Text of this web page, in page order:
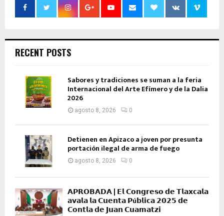
RECENT POSTS
Sabores y tradiciones se suman a la feria
Internacional del Arte Efímero y de la Dalia
2026
agosto 8, 2026 0
Detienen en Apizaco a joven por presunta
portación ilegal de arma de fuego
agosto 8, 2026 0
𝗔𝗣𝗥𝗢𝗕𝗔𝗗𝗔 | 𝗘𝗹 𝗖𝗼𝗻𝗴𝗿𝗲𝘀𝗼 𝗱𝗲 𝗧𝗹𝗮𝘅𝗰𝗮𝗹𝗮
𝗮𝘃𝗮𝗹𝗮 𝗹𝗮 𝗖𝘂𝗲𝗻𝘁𝗮 𝗣ú𝗯𝗹𝗶𝗰𝗮 𝟮𝟬𝟮𝟱 𝗱𝗲
𝗖𝗼𝗻𝘁𝗹𝗮 𝗱𝗲 𝗝𝘂𝗮𝗻 𝗖𝘂𝗮𝗺𝗮𝘁𝘇𝗶